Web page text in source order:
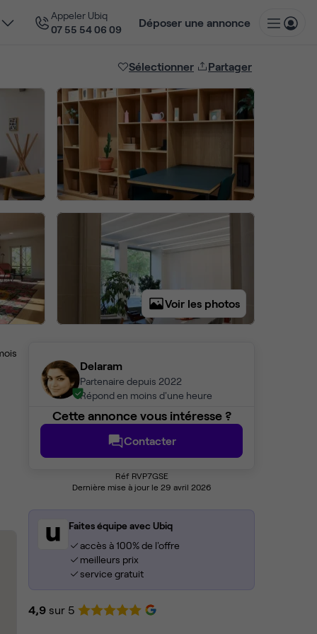
Appeler Ubiq
07 55 54 06 09
Déposer une annonce
Sélectionner Partager
Voir les photos
Delaram
Partenaire depuis 2022
Répond en moins d'une heure
Cette annonce vous intéresse ?
Contacter
Réf RVP7GSE
Dernière mise à jour le 29 avril 2026
Faites équipe avec Ubiq
accès à 100% de l'offre
meilleurs prix
service gratuit
4,9 sur 5